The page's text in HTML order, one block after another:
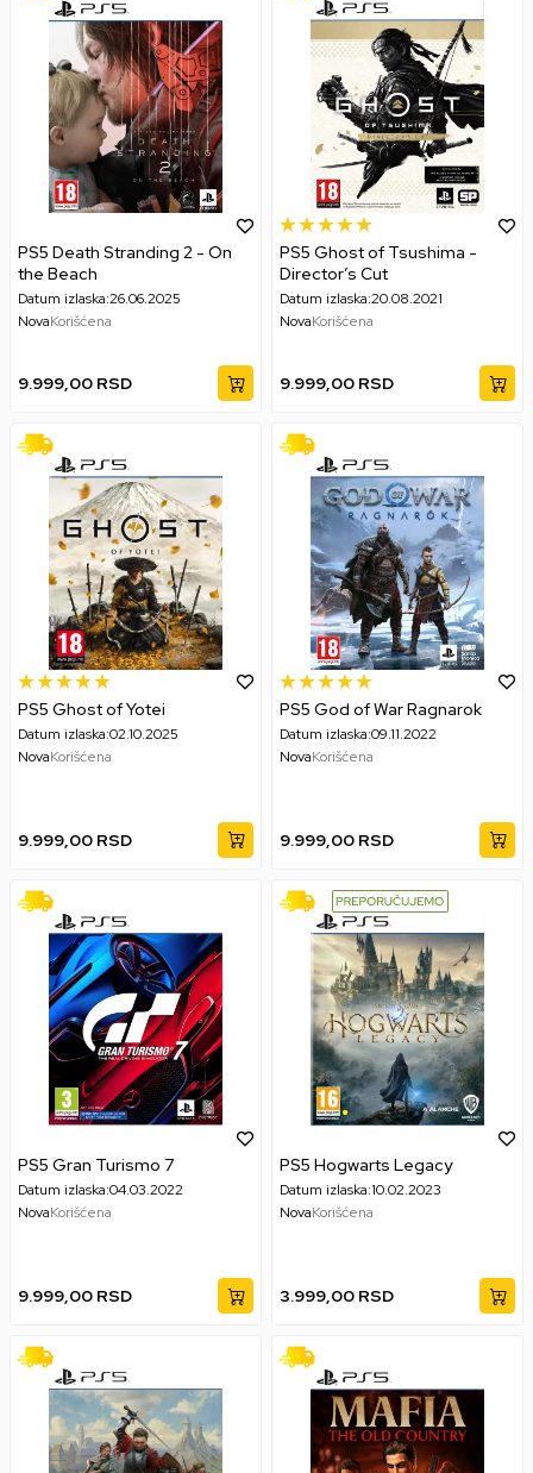
PS5 Death Stranding 2 - On
the Beach
Datum izlaska:26.06.2025
NovaKorišćena
9.999,00 RSD
PS5 Ghost of Tsushima -
Director’s Cut
Datum izlaska:20.08.2021
NovaKorišćena
9.999,00 RSD
PS5 Ghost of Yotei
Datum izlaska:02.10.2025
NovaKorišćena
9.999,00 RSD
PS5 God of War Ragnarok
Datum izlaska:09.11.2022
NovaKorišćena
9.999,00 RSD
PS5 Gran Turismo 7
Datum izlaska:04.03.2022
NovaKorišćena
9.999,00 RSD
PS5 Hogwarts Legacy
Datum izlaska:10.02.2023
NovaKorišćena
3.999,00 RSD